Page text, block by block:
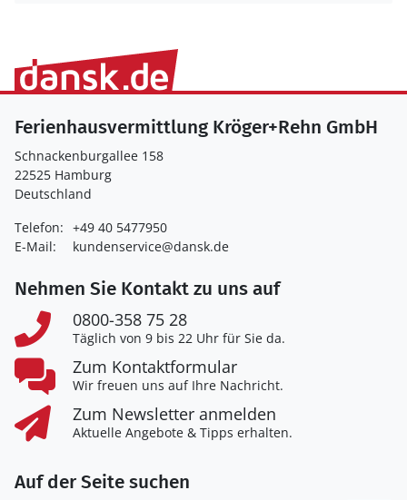
Ferienhausvermittlung Kröger+Rehn GmbH
Schnackenburgallee 158
22525 Hamburg
Deutschland
Telefon: +49 40 5477950
E-Mail:
kundenservice@dansk.de
Nehmen Sie Kontakt zu uns auf
0800-358 75 28
Täglich von 9 bis 22 Uhr für Sie da.
Zum Kontaktformular
Wir freuen uns auf Ihre Nachricht.
Zum Newsletter anmelden
Aktuelle Angebote & Tipps erhalten.
Auf der Seite suchen